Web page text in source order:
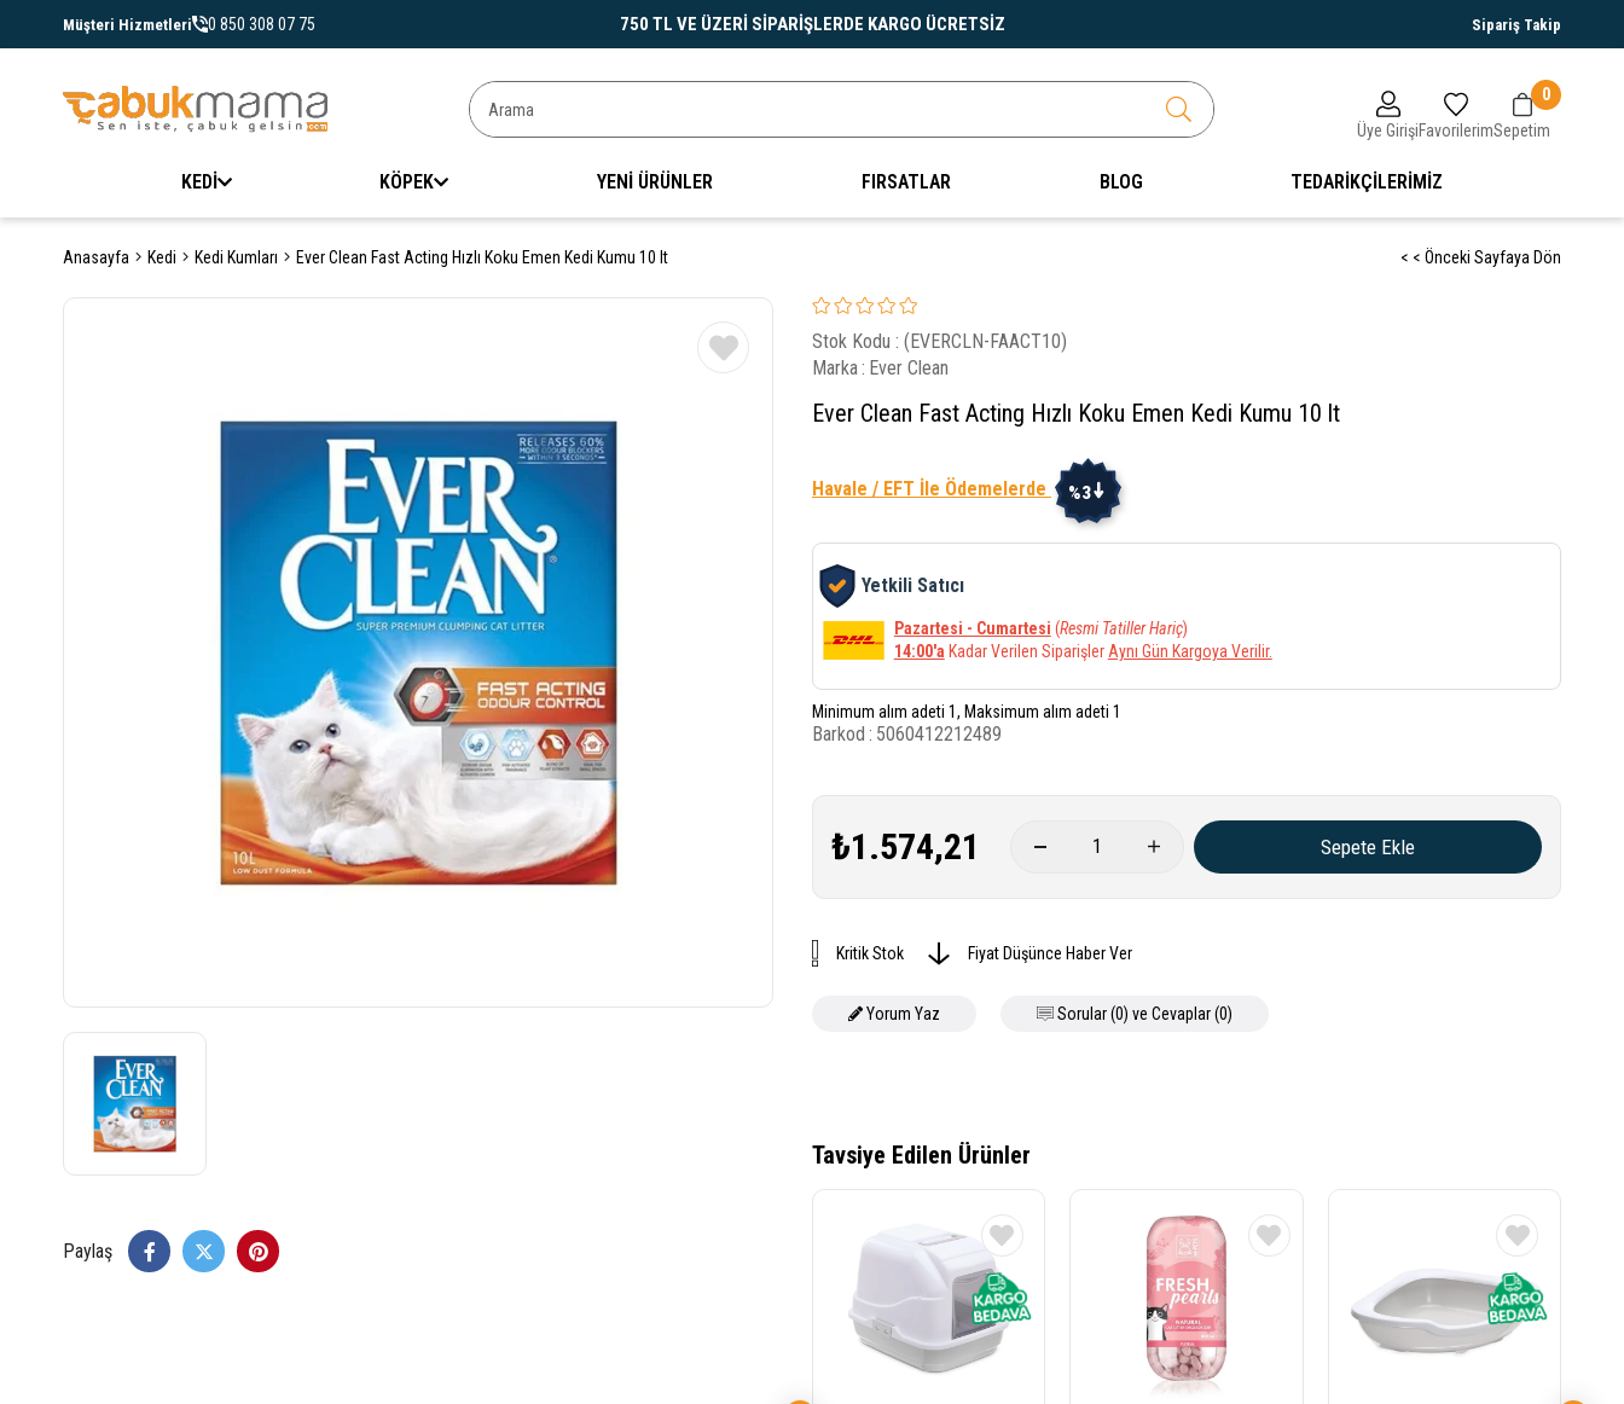
Müşteri Hizmetleri 0 850 308 07 75 750 TL VE ÜZERİ SİPARİŞLERDE KARGO ÜCRETSİZ Sipariş Takip
Üye GirişiFavorilerimSepetim
0
KEDİ KÖPEK YENİ ÜRÜNLER FIRSATLAR BLOG TEDARİKÇİLERİMİZ
Anasayfa Kedi Kedi Kumları Ever Clean Fast Acting Hızlı Koku Emen Kedi Kumu 10 lt < < Önceki Sayfaya Dön
Paylaş
Stok Kodu
(EVERCLN-FAACT10)
Marka: Ever Clean
Ever Clean Fast Acting Hızlı Koku Emen Kedi Kumu 10 lt
Havale / EFT İle Ödemelerde %3
Yetkili Satıcı
Pazartesi - Cumartesi (Resmi Tatiller Hariç)
14:00'a Kadar Verilen Siparişler Aynı Gün Kargoya Verilir.
Minimum alım adeti 1, Maksimum alım adeti 1
Barkod : 5060412212489
₺1.574,21
Kritik Stok Fiyat Düşünce Haber Ver
Yorum Yaz Sorular (0) ve Cevaplar (0)